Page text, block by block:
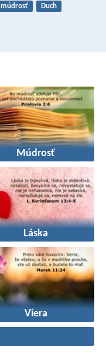
múdrosť Duch
Múdrosť
Láska
Viera